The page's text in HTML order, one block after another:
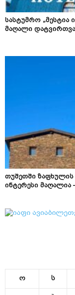
სასტუმრო
მაღალი
თუშეთში
ინტერესი მაღალია
ო ს